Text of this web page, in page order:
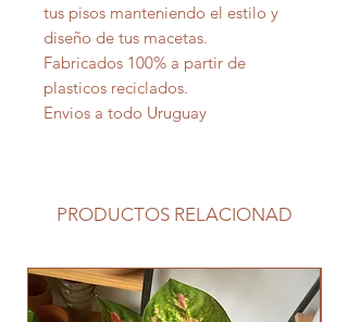
tus pisos manteniendo el estilo y
diseño de tus macetas.
Fabricados 100% a partir de
plasticos reciclados.
Envios a todo Uruguay
PRODUCTOS RELACIONAD